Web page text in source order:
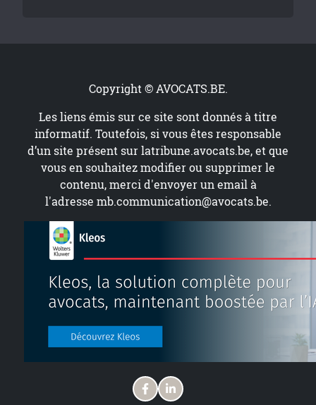
Copyright © AVOCATS.BE.
Les liens émis sur ce site sont donnés à titre
informatif. Toutefois, si vous êtes responsable
d’un site présent surlatribune.avocats.be, et que
vous en souhaitez modifier ou supprimer le
contenu, merci d'envoyer un email à
l'adresse mb.communication@avocats.be.